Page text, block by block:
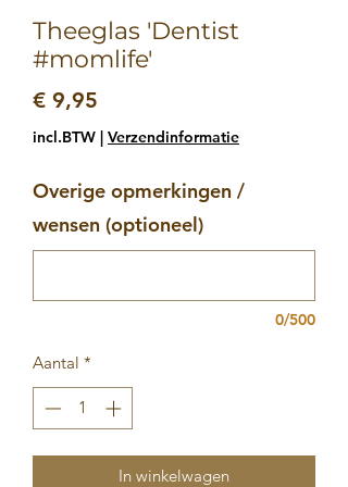
Theeglas 'Dentist
#momlife'
€ 9,95
incl.BTW | Verzendinformatie
Overige opmerkingen /
wensen (optioneel)
0/500
Aantal *
In winkelwagen